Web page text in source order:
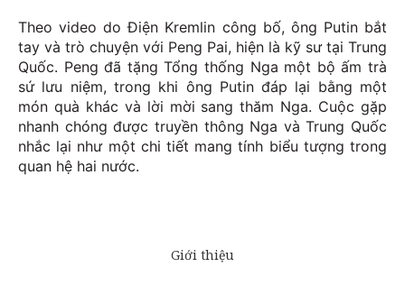
Theo video do Điện Kremlin công bố, ông Putin bắt
tay và trò chuyện với Peng Pai, hiện là kỹ sư tại Trung
Quốc. Peng đã tặng Tổng thống Nga một bộ ấm trà
sứ lưu niệm, trong khi ông Putin đáp lại bằng một
món quà khác và lời mời sang thăm Nga. Cuộc gặp
nhanh chóng được truyền thông Nga và Trung Quốc
nhắc lại như một chi tiết mang tính biểu tượng trong
quan hệ hai nước.